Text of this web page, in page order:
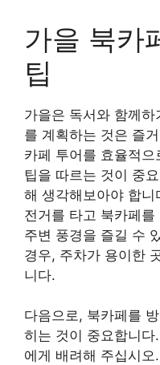
가을 북카
팁
가을은 독서와 함께
를 계획하는 것은 즐
카페 투어를 효율적
팁을 따르는 것이 중
해 생각해보아야 합
전거를 타고 북카페
주변 풍경을 즐길 수
경우, 주차가 용이한
니다.
다음으로, 북카페를
히는 것이 중요합니
에게 배려해 주십시